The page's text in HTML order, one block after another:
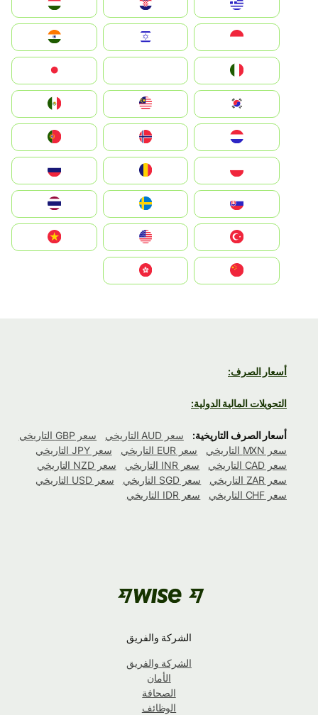
Hrvatska
Magyarország
Indonesia
South Korea
Nederland
Portugal
România
Slovensko
United States
Vietnam
أسعار الصرف:
التحويلات المالية الدولية:
أسعار الصرف التاريخية: سعر AUD التاريخي
سعر GBP التاريخي
سعر MXN التاريخي
سعر EUR التاريخي
سعر JPY التاريخي
سعر CAD التاريخي
سعر INR التاريخي
سعر NZD التاريخي
سعر ZAR التاريخي
سعر SGD التاريخي
سعر USD التاريخي
سعر CHF التاريخي
سعر IDR التاريخي
الشركة والفريق
الشركة والفريق
الأمان
الصحافة
الوظائف